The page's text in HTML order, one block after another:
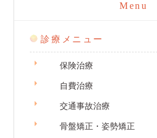
Menu
診療メニュー
保険治療
自費治療
交通事故治療
骨盤矯正・姿勢矯正